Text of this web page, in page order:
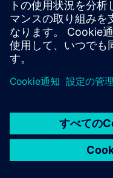
ご意見・ご要望
違法コピーの連絡先
© Siemens2026
タル・ミレニアム著作